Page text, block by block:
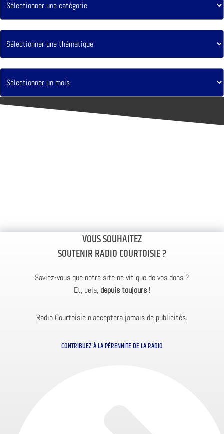
VOUS SOUHAITEZ
SOUTENIR RADIO COURTOISIE ?
Saviez-vous que notre site ne vit que de vos dons ?
Et, cela, depuis toujours !
Radio Courtoisie n’acceptera jamais de publicités.
CONTRIBUEZ À LA PÉRENNITÉ DE LA RADIO